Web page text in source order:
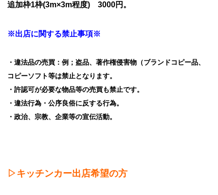
追加枠1枠(3m×3m程度) 3000円。
※出店に関する禁止事項※
・違法品の売買：例；盗品、著作権侵害物（ブランドコピー品、
コピーソフト等は禁止となります。
・許認可が必要な物品等の売買も禁止です。
・違法行為・公序良俗に反する行為。
・政治、宗教、企業等の宣伝活動。
▷キッチンカー出店希望の方